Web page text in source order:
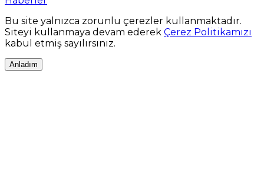
Bu site yalnızca zorunlu çerezler kullanmaktadır.
Siteyi kullanmaya devam ederek Çerez Politikamızı
kabul etmiş sayılırsınız.
Anladım